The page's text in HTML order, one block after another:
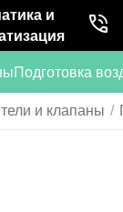
и
Подготовка
и клапаны /